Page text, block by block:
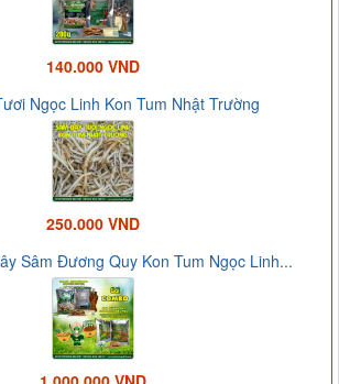
140.000 VND
Ngọc Linh Kon Tum Nhật Trường
250.000 VND
Sâm Đương Quy Kon Tum Ngọc Linh...